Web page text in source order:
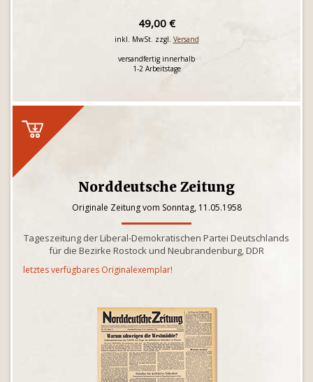
49,00 €
inkl. MwSt. zzgl. Versand
versandfertig innerhalb
1-2 Arbeitstage
Norddeutsche Zeitung
Originale Zeitung vom Sonntag, 11.05.1958
Tageszeitung der Liberal-Demokratischen Partei Deutschlands
für die Bezirke Rostock und Neubrandenburg, DDR
letztes verfügbares Originalexemplar!